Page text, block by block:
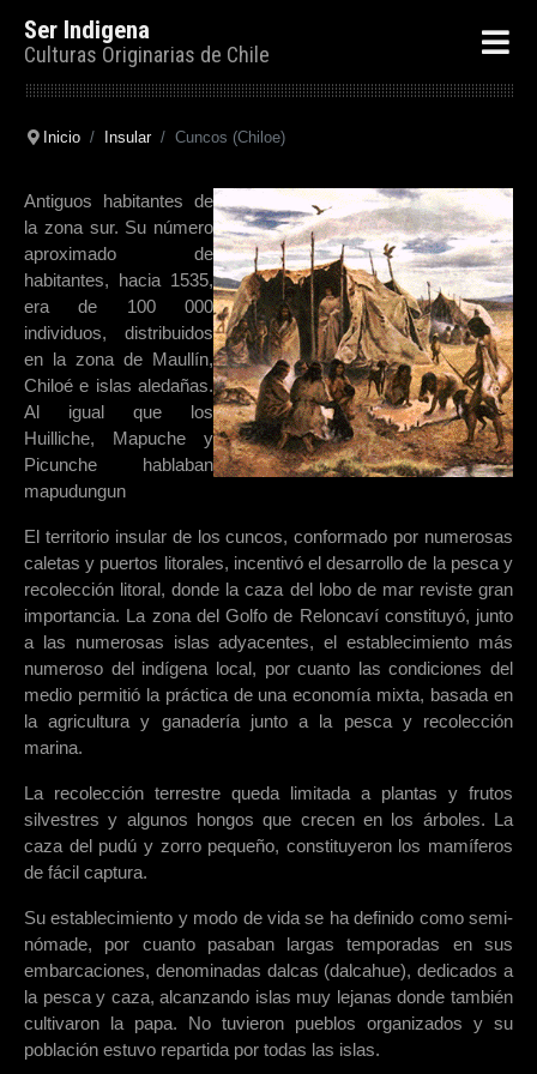
Ser Indigena
Culturas Originarias de Chile
Inicio Insular Cuncos (Chiloe)
Antiguos habitantes de
la zona sur. Su número
aproximado de
habitantes, hacia 1535,
era de 100 000
individuos, distribuidos
en la zona de Maullín,
Chiloé e islas aledañas.
Al igual que los
Huilliche, Mapuche y
Picunche hablaban
mapudungun
El territorio insular de los cuncos, conformado por numerosas
caletas y puertos litorales, incentivó el desarrollo de la pesca y
recolección litoral, donde la caza del lobo de mar reviste gran
importancia. La zona del Golfo de Reloncaví constituyó, junto
a las numerosas islas adyacentes, el establecimiento más
numeroso del indígena local, por cuanto las condiciones del
medio permitió la práctica de una economía mixta, basada en
la agricultura y ganadería junto a la pesca y recolección
marina.
La recolección terrestre queda limitada a plantas y frutos
silvestres y algunos hongos que crecen en los árboles. La
caza del pudú y zorro pequeño, constituyeron los mamíferos
de fácil captura.
Su establecimiento y modo de vida se ha definido como semi-
nómade, por cuanto pasaban largas temporadas en sus
embarcaciones, denominadas dalcas (dalcahue), dedicados a
la pesca y caza, alcanzando islas muy lejanas donde también
cultivaron la papa. No tuvieron pueblos organizados y su
población estuvo repartida por todas las islas.